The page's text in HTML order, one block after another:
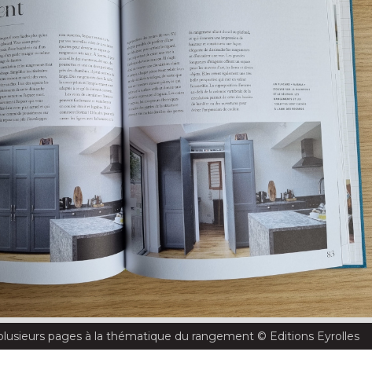
pages à la thématique du rangement © Editions Eyrolles